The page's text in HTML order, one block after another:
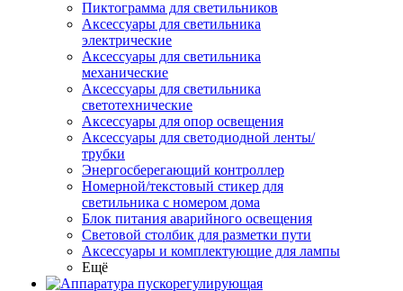
Пиктограмма для светильников
Аксессуары для светильника
электрические
Аксессуары для светильника
механические
Аксессуары для светильника
светотехнические
Аксессуары для опор освещения
Аксессуары для светодиодной ленты/
трубки
Энергосберегающий контроллер
Номерной/текстовый стикер для
светильника с номером дома
Блок питания аварийного освещения
Световой столбик для разметки пути
Аксессуары и комплектующие для лампы
Ещё